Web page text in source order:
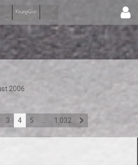
2006
3 4 5 1.032